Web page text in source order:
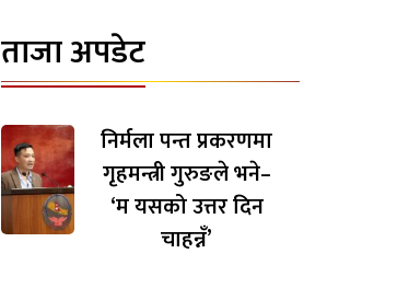
ताजा अपडेट
निर्मला पन्त प्रकरणमा
गृहमन्त्री गुरुङले भने–
‘म यसको उत्तर दिन
चाहन्नँ’